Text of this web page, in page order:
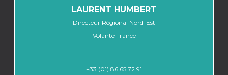
LAURENT HUMBERT
Directeur Régional Nord-Est
Volante France
+33 (01) 86 65 72 91